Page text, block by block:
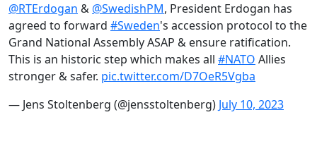
@RTErdogan & @SwedishPM, President Erdogan has
agreed to forward #Sweden's accession protocol to the
Grand National Assembly ASAP & ensure ratification.
This is an historic step which makes all #NATO Allies
stronger & safer. pic.twitter.com/D7OeR5Vgba
— Jens Stoltenberg (@jensstoltenberg) July 10, 2023